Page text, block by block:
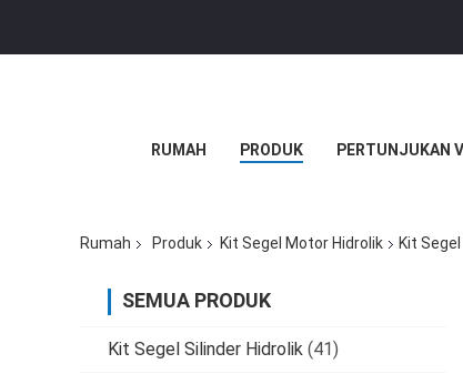
RUMAH PRODUK PERTUNJUKAN
Rumah Produk Kit Segel Motor Hidrolik Kit
SEMUA PRODUK
Kit Segel Silinder Hidrolik (41)